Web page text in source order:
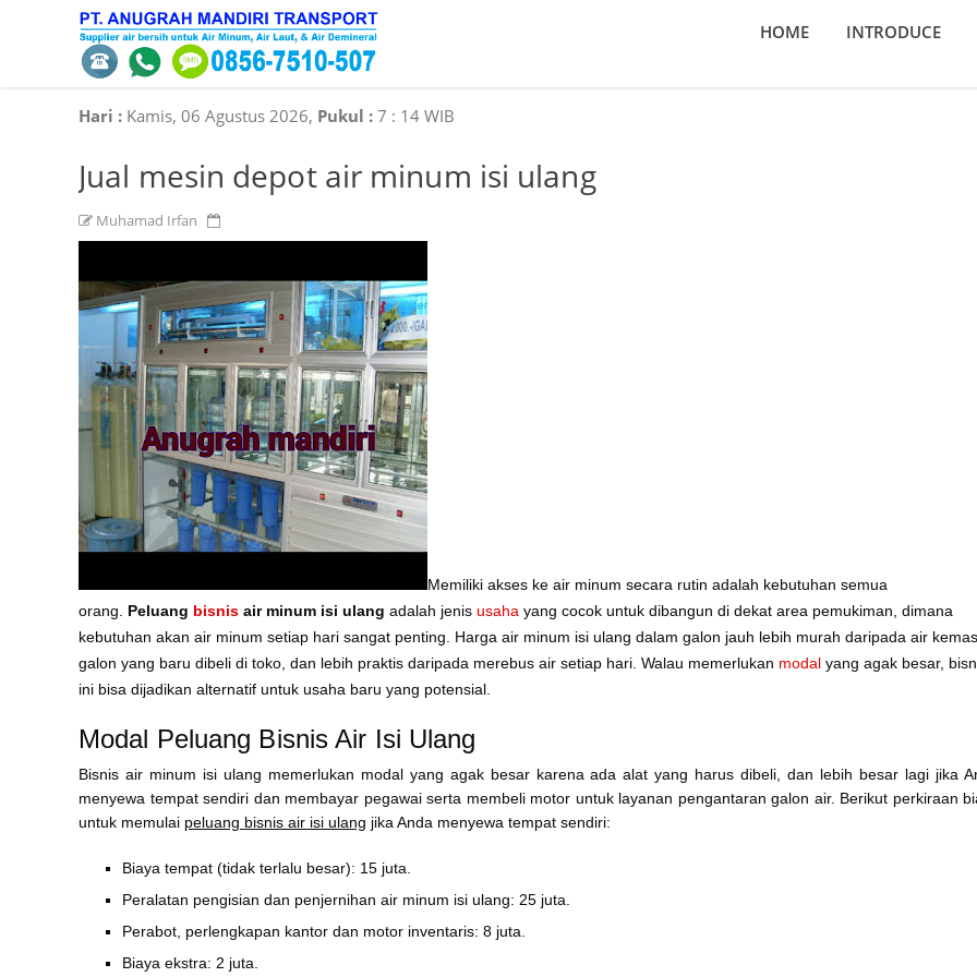
HOME INTRODUCE
Hari : Kamis, 06 Agustus 2026, Pukul : 7 : 14 WIB
Jual mesin depot air minum isi ulang
Muhamad Irfan
Memiliki akses ke air minum secara rutin adalah kebutuhan semua
orang. Peluang bisnis air minum isi ulang adalah jenis usaha yang cocok untuk dibangun di dekat area pemukiman, dimana
kebutuhan akan air minum setiap hari sangat penting. Harga air minum isi ulang dalam galon jauh lebih murah daripada air
galon yang baru dibeli di toko, dan lebih praktis daripada merebus air setiap hari. Walau memerlukan modal yang agak besar,
ini bisa dijadikan alternatif untuk usaha baru yang potensial.
Modal Peluang Bisnis Air Isi Ulang
Bisnis air minum isi ulang memerlukan modal yang agak besar karena ada alat yang harus dibeli, dan lebih besar lagi jika
menyewa tempat sendiri dan membayar pegawai serta membeli motor untuk layanan pengantaran galon air. Berikut perkiraan
untuk memulai peluang bisnis air isi ulang jika Anda menyewa tempat sendiri:
Biaya tempat (tidak terlalu besar): 15 juta.
Peralatan pengisian dan penjernihan air minum isi ulang: 25 juta.
Perabot, perlengkapan kantor dan motor inventaris: 8 juta.
Biaya ekstra: 2 juta.